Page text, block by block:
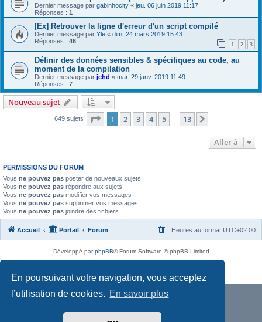
En poursuivant votre navigation, vous acceptez
l’utilisation de cookies. En savoir plus
Dernier message par gabinhocity « jeu. 06 juin 2019 11:17
Réponses : 1
[Ex] Retrouver la ligne d'erreur d'un script compilé
Dernier message par Yle « dim. 24 mars 2019 15:43
Réponses : 46 1 2 3
Définir des données sensibles & spécifiques au code, au
moment de la compilation
Dernier message par jchd « mar. 29 janv. 2019 11:49
Réponses : 7
Nouveau sujet
649 sujets Page 1sur13
1 2 3 4 5 13
Aller à
PERMISSIONS DU FORUM
Vous ne pouvez pas poster de nouveaux sujets
Vous ne pouvez pas répondre aux sujets
Vous ne pouvez pas modifier vos messages
Vous ne pouvez pas supprimer vos messages
Vous ne pouvez pas joindre des fichiers
Accueil Portail Forum Heures au format UTC+02:00
Développé parphpBB® Forum Software © phpBB Limited
Traduit parphpBB-fr.com